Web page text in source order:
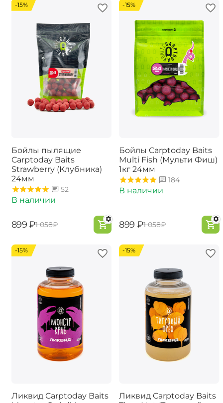
-15%
Бойлы пылящие
Carptoday Baits
Strawberry (Клубника)
24мм
52
В наличии
‍899‍ ₽‍1 058‍₽
-15%
Бойлы Carptoday Baits
Multi Fish (Мульти Фиш)
1кг 24мм
184
В наличии
‍899‍ ₽‍1 058‍₽
-15%
Ликвид Carptoday Baits
-15%
Ликвид Carptoday Baits